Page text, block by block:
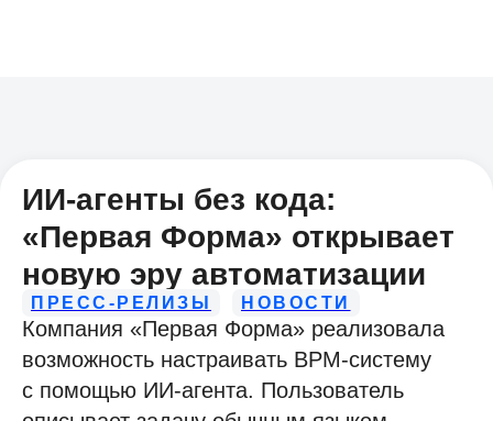
ИИ-агенты без кода:
«Первая Форма» открывает
новую эру автоматизации
ПРЕСС-РЕЛИЗЫ НОВОСТИ
Компания «Первая Форма» реализовала
возможность настраивать BPM-систему
с помощью ИИ-агента. Пользователь